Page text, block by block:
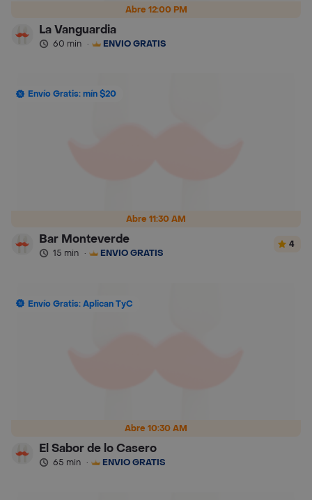
Abre 12:00 PM
La Vanguardia
60 min · ENVÍO GRATIS
Abre 11:30 AM
Envío Gratis: mín $20
Bar Monteverde
15 min · ENVÍO GRATIS
4
Abre 10:30 AM
Envío Gratis: Aplican TyC
El Sabor de lo Casero
65 min · ENVÍO GRATIS